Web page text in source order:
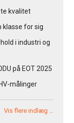
kvalitet
klasse for sig
i industri og
på EOT 2025
målinger
Vis flere indlæg …